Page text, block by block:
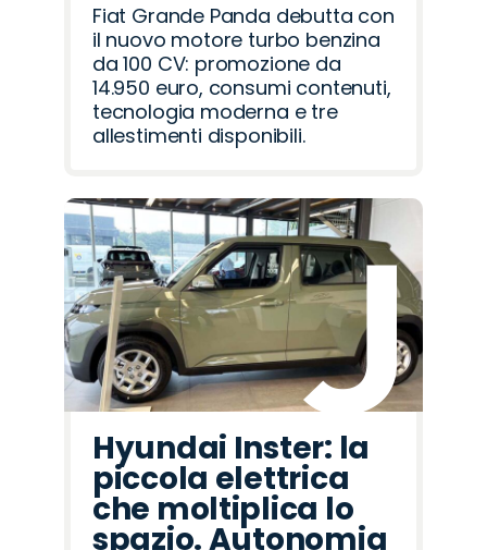
Fiat Grande Panda debutta con
il nuovo motore turbo benzina
da 100 CV: promozione da
14.950 euro, consumi contenuti,
tecnologia moderna e tre
allestimenti disponibili.
Hyundai Inster: la
piccola elettrica
che moltiplica lo
spazio. Autonomia